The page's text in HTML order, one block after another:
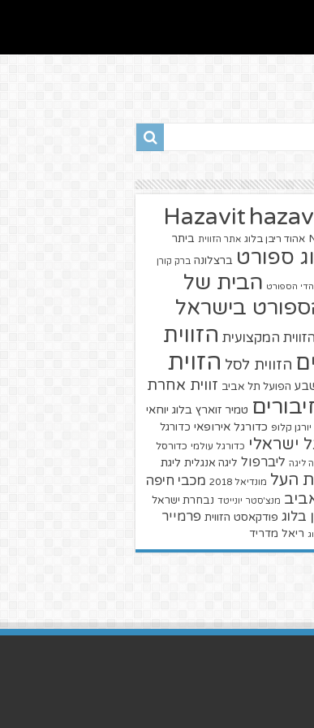
Hazavit
אהוד ריבן בלוג אתר הזווית ביתר
ספורט ברצלונה ברק קורן
הספורט הבית של
בישראל
הזווית המקצועית הזווית
הזווית לסל הזוית
הפועל תל אביב זווית אחרת
טמיר זוארץ בלוג יוחאי
יורגן קלופ כדורגל אירופאי כדורגל
ישראלי כדורגל עולמי כדורסל
ליגה ליברפול ליגה אנגלית ליגת
העל מונדיאל 2018 מכבי חיפה
מנצ'סטר יונייטד נבחרת ישראל
בלוג פודקאסט הזווית פרמייר
ריאל מדריד